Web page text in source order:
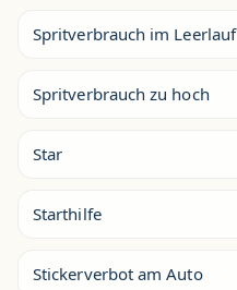
Spritverbrauch im Leerlauf
Spritverbrauch zu hoch
Star
Starthilfe
Stickerverbot am Auto